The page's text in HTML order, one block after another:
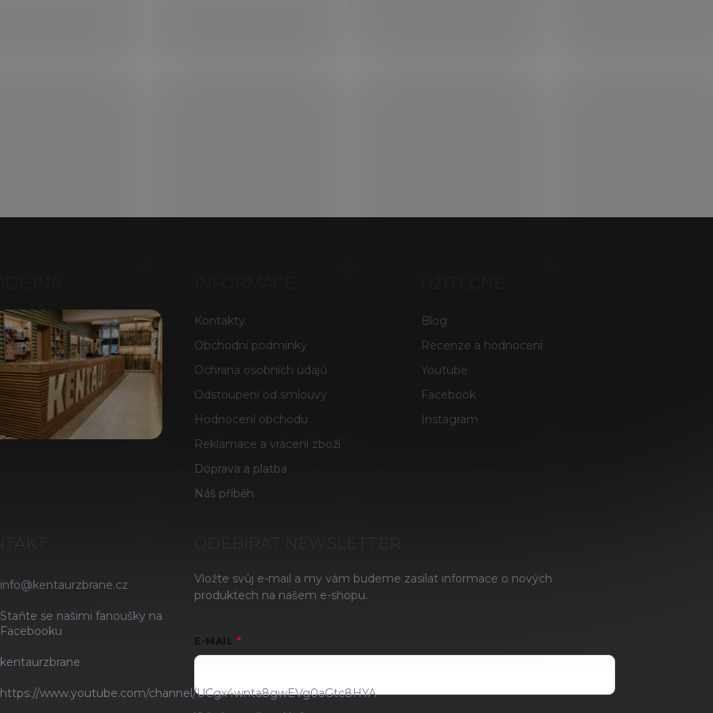
Kontakty
Obchodní podmínky
Ochrana osobních údajů
Odstoupení od smlouvy
Hodnocení obchodu
Reklamace a vrácení zboží
Doprava a platba
Náš příběh
Blog
Recenze a hodnocení
Youtube
Facebook
Instagram
info@kentaurzbrane.cz
Staňte se našimi fanoušky na
Facebooku
kentaurzbrane
https://www.youtube.com/channel/UCgx4wnta8gwEVg0aGtc8HYA
Vložte svůj e-mail a my vám budeme zasílat informace o nových
produktech na našem e-shopu.
E-MAIL